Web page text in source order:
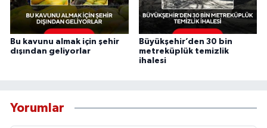
Bu kavunu almak için şehir
dışından geliyorlar
Büyükşehir’den 30 bin
metreküplük temizlik
ihalesi
Yorumlar